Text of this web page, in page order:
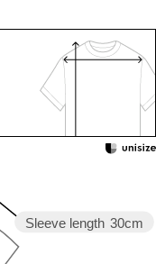
Sleeve length 30cm